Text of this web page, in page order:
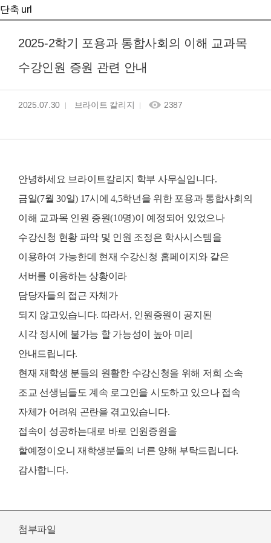
단축 url
2025-2학기 포용과 통합사회의 이해 교과목
수강인원 증원 관련 안내
2025.07.30 브라이트 칼리지 2387
안녕하세요 브라이트칼리지 학부 사무실입니다.
금일(7월 30일) 17시에 4,5학년을 위한 포용과 통합사회의
이해 교과목 인원 증원(10명)이 예정되어 있었으나
수강신청 현황 파악 및 인원 조정은 학사시스템을
이용하여 가능한데 현재 수강신청 홈페이지와 같은
서버를 이용하는 상황이라
담당자들의 접근 자체가
되지 않고있습니다. 따라서, 인원증원이 공지된
시각 정시에 불가능 할 가능성이 높아 미리
안내드립니다.
현재재학생 분들의 원활한 수강신청을 위해 저희 소속
조교 선생님들도 계속 로그인을 시도하고 있으나 접속
자체가 어려워 곤란을 겪고있습니다.
접속이 성공하는대로 바로 인원증원을
할예정이오니 재학생분들의 너른 양해 부탁드립니다.
감사합니다.
첨부파일